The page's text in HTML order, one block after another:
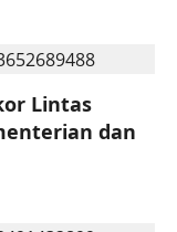
Lintas
dan